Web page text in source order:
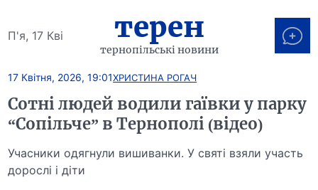
П'я, 17 Кві терен
тернопільські новини
17 Квітня, 2026, 19:01ХРИСТИНА РОГАЧ
Сотні людей водили гаївки у парку
“Сопільче” в Тернополі (відео)
Учасники одягнули вишиванки. У святі взяли участь
дорослі і діти